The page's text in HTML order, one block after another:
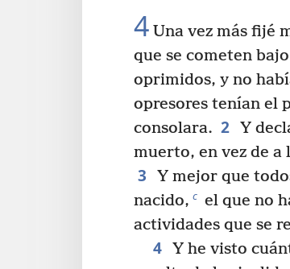
4 Una vez más fijé
que se cometen
oprimidos, y no
opresores tenían el
consolara. 2 Y
muerto, en vez de a
3
Y mejor que
nacido, c el que no
actividades que se
4 Y he visto